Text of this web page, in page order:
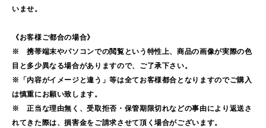
いませ。
《お客様ご都合の場合》
※ 携帯端末やパソコンでの閲覧という特性上、商品の画像が実際の色
目と多少異なる場合がありますので、ご了承下さい。
※「内容がイメージと違う」等は全てお客様都合となりますのでご購入
は慎重にお願い致します。
※ 正当な理由無く、受取拒否・保管期限切れなどの事由により返送さ
れてきた際は、損害金をご請求させて頂く場合がございます。